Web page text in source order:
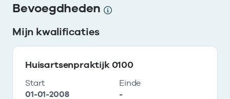
Bevoegdheden
Mijn kwalificaties
Huisartsenpraktijk 0100
Start
01-01-2008
Einde
-